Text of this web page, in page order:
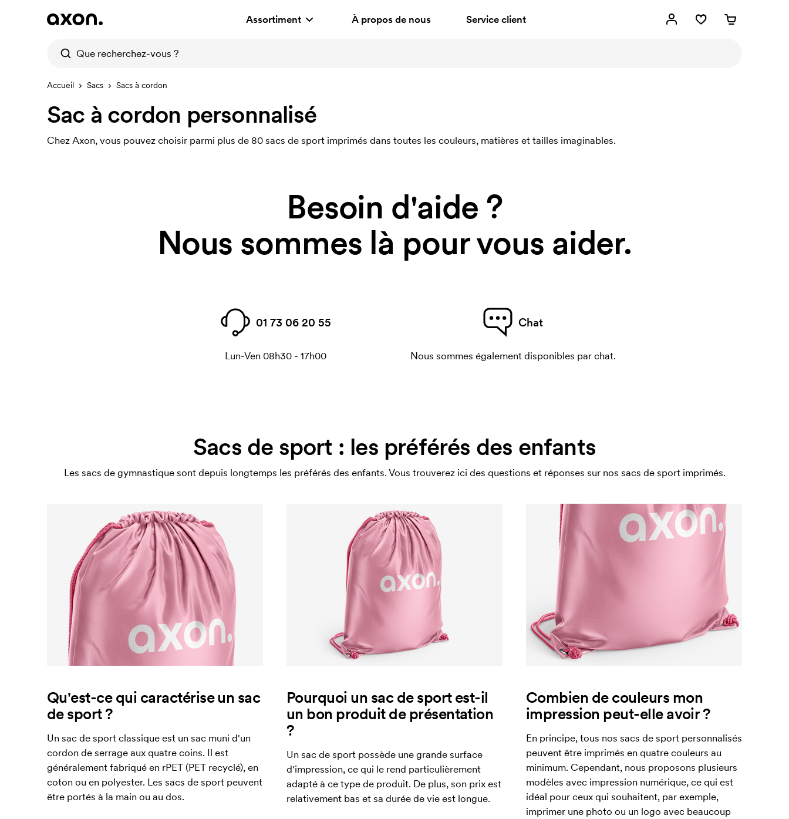
Assortiment À propos de nous Service client
Accueil Sacs Sacs à cordon
Sac à cordon personnalisé
Chez Axon, vous pouvez choisir parmi plus de 80 sacs de sport imprimés dans toutes les couleurs, matières et tailles imaginables.
Besoin d'aide ?
Nous sommes là pour vous aider.
01 73 06 20 55
Lun-Ven 08h30 - 17h00
Chat
Nous sommes également disponibles par chat.
Sacs de sport : les préférés des enfants
Les sacs de gymnastique sont depuis longtemps les préférés des enfants. Vous trouverez ici des questions et réponses sur nos sacs de sport imprimés.
Qu'est-ce qui caractérise un sac
de sport ?
Un sac de sport classique est un sac muni d'un
cordon de serrage aux quatre coins. Il est
généralement fabriqué en rPET (PET recyclé), en
coton ou en polyester. Les sacs de sport peuvent
être portés à la main ou au dos.
Pourquoi un sac de sport est-il
un bon produit de présentation
?
Un sac de sport possède une grande surface
d'impression, ce qui le rend particulièrement
adapté à ce type de produit. De plus, son prix est
relativement bas et sa durée de vie est longue.
Combien de couleurs mon
impression peut-elle avoir ?
En principe, tous nos sacs de sport personnalisés
peuvent être imprimés en quatre couleurs au
minimum. Cependant, nous proposons plusieurs
modèles avec impression numérique, ce qui est
idéal pour ceux qui souhaitent, par exemple,
imprimer une photo ou un logo avec beaucoup